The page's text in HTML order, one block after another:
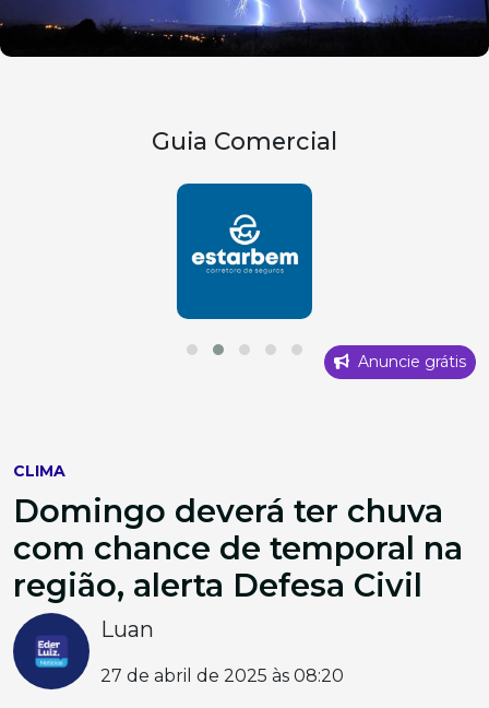
Guia Comercial
Anuncie grátis
CLIMA
Domingo deverá ter chuva
com chance de temporal na
região, alerta Defesa Civil
Luan
27 de abril de 2025 às 08:20